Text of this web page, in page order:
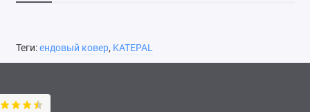
Теги:ендовый ковер, KATEPAL